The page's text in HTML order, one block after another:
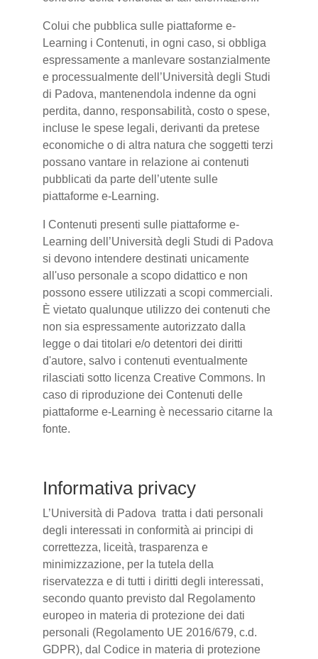
Colui che pubblica sulle piattaforme e-
Learning i Contenuti, in ogni caso, si obbliga
espressamente a manlevare sostanzialmente
e processualmente dell’Università degli Studi
di Padova, mantenendola indenne da ogni
perdita, danno, responsabilità, costo o spese,
incluse le spese legali, derivanti da pretese
economiche o di altra natura che soggetti terzi
possano vantare in relazione ai contenuti
pubblicati da parte dell’utente sulle
piattaforme e-Learning.
I Contenuti presenti sulle piattaforme e-
Learning dell’Università degli Studi di Padova
si devono intendere destinati unicamente
all'uso personale a scopo didattico e non
possono essere utilizzati a scopi commerciali.
È vietato qualunque utilizzo dei contenuti che
non sia espressamente autorizzato dalla
legge o dai titolari e/o detentori dei diritti
d'autore, salvo i contenuti eventualmente
rilasciati sotto licenza Creative Commons. In
caso di riproduzione dei Contenuti delle
piattaforme e-Learning è necessario citarne la
fonte.
Informativa privacy
L’Università di Padova tratta i dati personali
degli interessati in conformità ai principi di
correttezza, liceità, trasparenza e
minimizzazione, per la tutela della
riservatezza e di tutti i diritti degli interessati,
secondo quanto previsto dal Regolamento
europeo in materia di protezione dei dati
personali (Regolamento UE 2016/679, c.d.
GDPR), dal Codice in materia di protezione